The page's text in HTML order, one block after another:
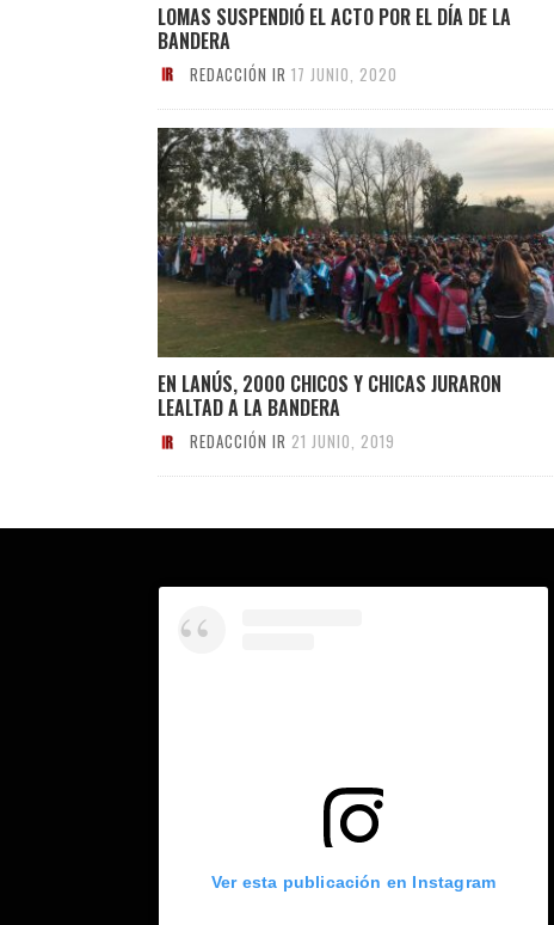
LOMAS SUSPENDIÓ EL ACTO POR EL DÍA DE LA
BANDERA
REDACCIÓN IR 17 JUNIO, 2020
EN LANÚS, 2000 CHICOS Y CHICAS JURARON
LEALTAD A LA BANDERA
REDACCIÓN IR 21 JUNIO, 2019
Ver esta publicación en Instagram